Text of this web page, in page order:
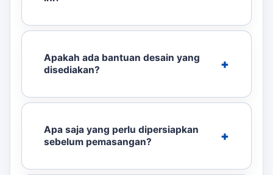
Apakah ada bantuan desain yang
disediakan?
Apa saja yang perlu dipersiapkan
sebelum pemasangan?